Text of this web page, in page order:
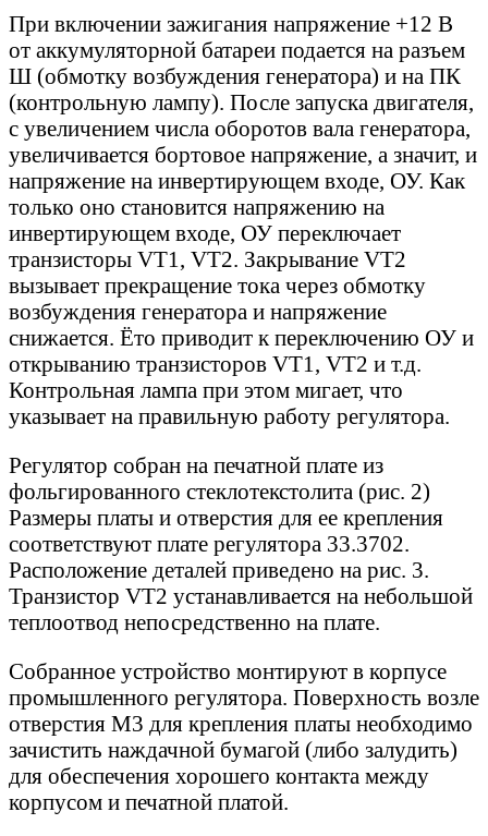
При включении зажигания напряжение +12 В
от аккумуляторной батареи подается на разъем
Ш (обмотку возбуждения генератора) и на ПК
(контрольную лампу). После запуска двигателя,
с увеличением числа оборотов вала генератора,
увеличивается бортовое напряжение, а значит, и
напряжение на инвертирующем входе, ОУ. Как
только оно становится напряжению на
инвертирующем входе, ОУ переключает
транзисторы VT1, VT2. Закрывание VT2
вызывает прекращение тока через обмотку
возбуждения генератора и напряжение
снижается. Ёто приводит к переключению ОУ и
открыванию транзисторов VT1, VT2 и т.д.
Контрольная лампа при этом мигает, что
указывает на правильную работу регулятора.
Регулятор собран на печатной плате из
фольгированного стеклотекстолита (рис. 2)
Размеры платы и отверстия для ее крепления
соответствуют плате регулятора 33.3702.
Расположение деталей приведено на рис. 3.
Транзистор VT2 устанавливается на небольшой
теплоотвод непосредственно на плате.
Собранное устройство монтируют в корпусе
промышленного регулятора. Поверхность возле
отверстия М3 для крепления платы необходимо
зачистить наждачной бумагой (либо залудить)
для обеспечения хорошего контакта между
корпусом и печатной платой.